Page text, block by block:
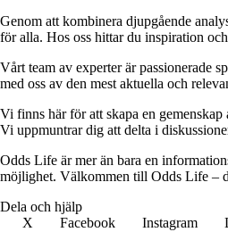
Genom att kombinera djupgående
för alla. Hos oss hittar du inspiration
Vårt team av experter är passionerade
med oss av den mest aktuella och
Vi finns här för att skapa en
Vi uppmuntrar dig att delta i
Odds Life är mer än bara en
möjlighet. Välkommen till Odds Life –
Dela och hjälp
X
Facebook Instagram